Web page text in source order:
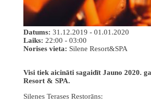
Datums: 31.12.2019 - 01.01.2020
Laiks: 22:00 - 03:00
Norises vieta: Silene Resort&SPA
Visi tiek aicināti sagaidīt Jauno 2020.
Resort & SPA.
Silenes Terases Restorāns: